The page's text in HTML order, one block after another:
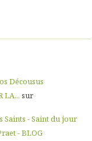
Décousus
LA... sur
Saints - Saint du jour
- BLOG